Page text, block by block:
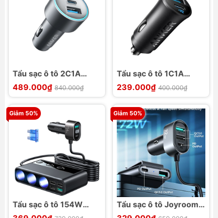
Tẩu sạc ô tô 2C1A
ANKER A2731 67W
489.000₫ 840.000₫
Tẩu sạc ô tô 1C1A
ANKER A2741 30W
239.000₫ 400.000₫
Giảm 50%
Tẩu sạc ô tô 154W
Joyroom CL06 3 tẩu 6
Giảm 50%
Tẩu sạc ô tô Joyroom
CL05